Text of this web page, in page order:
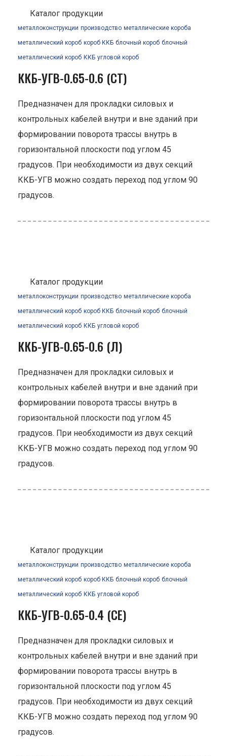
Каталог продукции
металлоконструкции производство металлические короба
металлический короб короб ККБ блочный короб блочный
металлический короб ККБ угловой короб
ККБ-УГВ-0.65-0.6 (СТ)
Предназначен для прокладки силовых и
контрольных кабелей внутри и вне зданий при
формировании поворота трассы внутрь в
горизонтальной плоскости под углом 45
градусов. При необходимости из двух секций
ККБ-УГВ можно создать переход под углом 90
градусов.
Каталог продукции
металлоконструкции производство металлические короба
металлический короб короб ККБ блочный короб блочный
металлический короб ККБ угловой короб
ККБ-УГВ-0.65-0.6 (Л)
Предназначен для прокладки силовых и
контрольных кабелей внутри и вне зданий при
формировании поворота трассы внутрь в
горизонтальной плоскости под углом 45
градусов. При необходимости из двух секций
ККБ-УГВ можно создать переход под углом 90
градусов.
Каталог продукции
металлоконструкции производство металлические короба
металлический короб короб ККБ блочный короб блочный
металлический короб ККБ угловой короб
ККБ-УГВ-0.65-0.4 (СЕ)
Предназначен для прокладки силовых и
контрольных кабелей внутри и вне зданий при
формировании поворота трассы внутрь в
горизонтальной плоскости под углом 45
градусов. При необходимости из двух секций
ККБ-УГВ можно создать переход под углом 90
градусов.